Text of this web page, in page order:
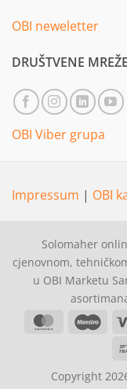
OBI neweletter
DRUŠTVENE MREŽE
OBI Viber grupa
Impressum | OBI
Solomaher
cjenovnom,
u OBI Marketu
MasterCard
Copyright